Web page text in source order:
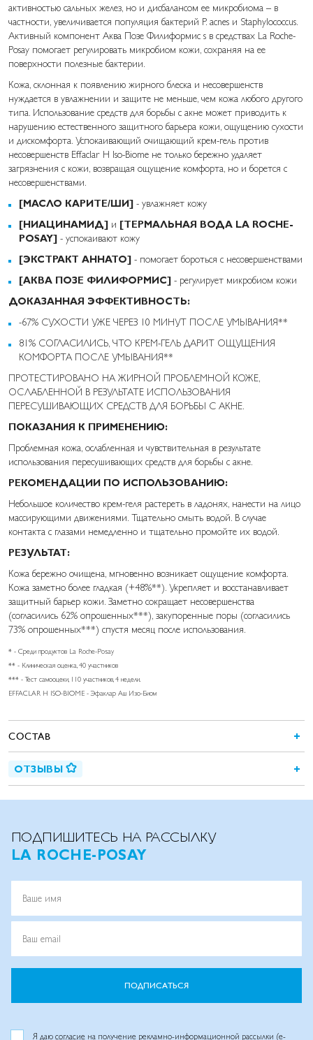
активностью сальных желез, но и дисбалансом ее микробиома – в
частности, увеличивается популяция бактерий P. acnes и Staphylococcus.
Активный компонент Аква Позе Филиформис s в средствах La Roche-
Posay помогает регулировать микробиом кожи, сохраняя на ее
поверхности полезные бактерии.
Кожа, склонная к появлению жирного блеска и несовершенств
нуждается в увлажнении и защите не меньше, чем кожа любого другого
типа. Использование средств для борьбы с акне может приводить к
нарушению естественного защитного барьера кожи, ощущению сухости
и дискомфорта. Успокаивающий очищающий крем-гель против
несовершенств Effaclar H Iso-Biome не только бережно удаляет
загрязнения с кожи, возвращая ощущение комфорта, но и борется с
несовершенствами.
[МАСЛО КАРИТЕ/ШИ] - увлажняет кожу
[НИАЦИНАМИД] и [ТЕРМАЛЬНАЯ ВОДА LA ROCHE-
POSAY] - успокаивают кожу
[ЭКСТРАКТ АННАТО] - помогает бороться с несовершенствами
[АКВА ПОЗЕ ФИЛИФОРМИС] - регулирует микробиом кожи
ДОКАЗАННАЯ ЭФФЕКТИВНОСТЬ:
-67% СУХОСТИ УЖЕ ЧЕРЕЗ 10 МИНУТ ПОСЛЕ УМЫВАНИЯ**
81% СОГЛАСИЛИСЬ, ЧТО КРЕМ-ГЕЛЬ ДАРИТ ОЩУЩЕНИЯ
КОМФОРТА ПОСЛЕ УМЫВАНИЯ**
ПРОТЕСТИРОВАНО НА ЖИРНОЙ ПРОБЛЕМНОЙ КОЖЕ,
ОСЛАБЛЕННОЙ В РЕЗУЛЬТАТЕ ИСПОЛЬЗОВАНИЯ
ПЕРЕСУШИВАЮЩИХ СРЕДСТВ ДЛЯ БОРЬБЫ С АКНЕ.
ПОКАЗАНИЯ К ПРИМЕНЕНИЮ:
Проблемная кожа, ослабленная и чувствительная в результате
использования пересушивающих средств для борьбы с акне.
РЕКОМЕНДАЦИИ ПО ИСПОЛЬЗОВАНИЮ:
Небольшое количество крем-геля растереть в ладонях, нанести на лицо
массирующими движениями. Тщательно смыть водой. В случае
контакта с глазами немедленно и тщательно промойте их водой.
РЕЗУЛЬТАТ:
Кожа бережно очищена, мгновенно возникает ощущение комфорта.
Кожа заметно более гладкая (+48%**). Укрепляет и восстанавливает
защитный барьер кожи. Заметно сокращает несовершенства
(согласились 62% опрошенных***), закупоренные поры (согласились
73% опрошенных***) спустя месяц после использования.
* - Среди продуктов La Roche-Posay
** - Клиническая оценка, 40 участников
*** - Тест самооцеки, 110 участников, 4 недели.
EFFACLAR H ISO-BIOME - Эфаклар Аш Изо-Биом
СОСТАВ
ОТЗЫВЫ
ПОДПИШИТЕСЬ НА РАССЫЛКУ
LA ROCHE-POSAY
Ваше имя
Ваш email
Я даю согласие на получение рекламно-информационной рассылки (e-
ПОДПИСАТЬСЯ